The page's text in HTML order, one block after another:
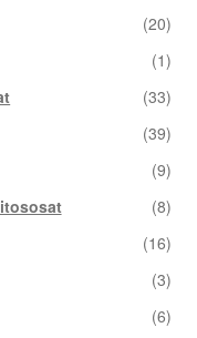
(20)
(1)
(33)
(39)
(9)
(8)
(16)
(3)
(6)